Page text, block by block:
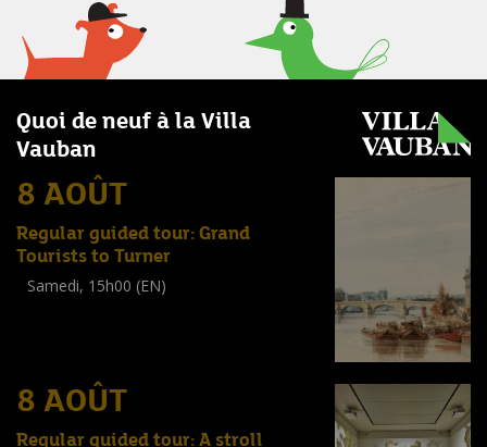
Quoi de neuf à la Villa
Vauban
8 AOÛT
Regular guided tour: Grand
Tourists to Turner
Samedi, 15h00 (EN)
8 AOÛT
Regular guided tour: A stroll